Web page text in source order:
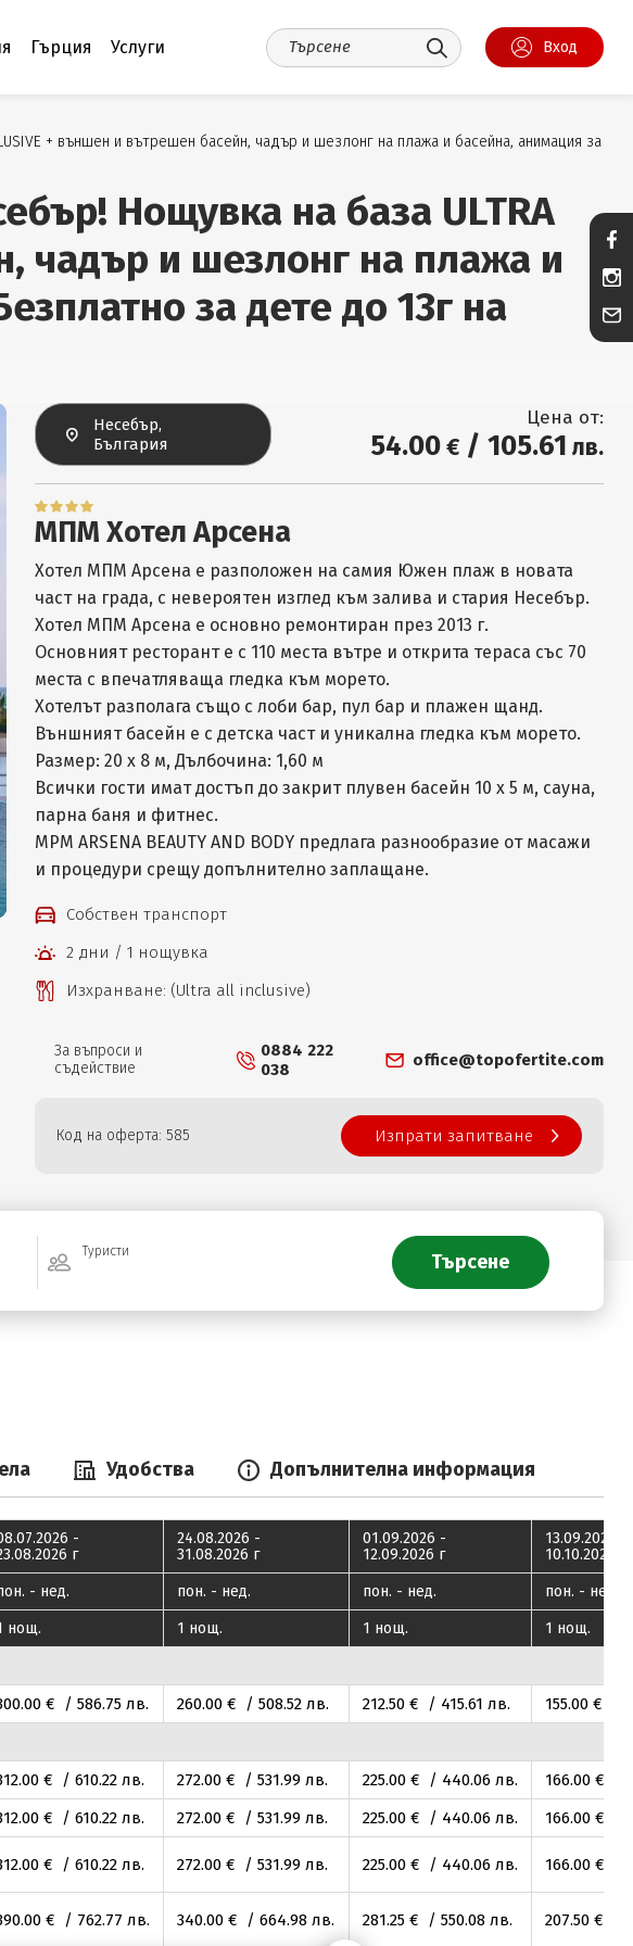
Гърция Услуги Вход
+ външен и вътрешен басейн, чадър и шезлонг на плажа и басейна, анимация за
Нощувка на база ULTRA
чадър и шезлонг на плажа и
за дете до 13г на
Несебър,
България
Цена от:
54.00€ / 105.61 лв.
МПМ Хотел Арсена
Хотел МПМ Арсена е разположен на самия Южен плаж в новата
част на града, с невероятен изглед към залива и стария Несебър.
Хотел МПМ Арсена е основно ремонтиран през 2013 г.
Основният ресторант е с 110 места вътре и открита тераса със 70
места с впечатляваща гледка към морето.
Хотелът разполага също с лоби бар, пул бар и плажен щанд.
Външният басейн е с детска част и уникална гледка към морето.
Размер: 20 х 8 м, Дълбочина: 1,60 м
Всички гости имат достъп до закрит плувен басейн 10 х 5 м, сауна,
парна баня и фитнес.
MPM ARSENA BEAUTY AND BODY предлага разнообразие от масажи
и процедури срещу допълнително заплащане.
Собствен транспорт
2 дни / 1 нощувка
Изхранване: (Ultra all inclusive)
За въпроси и
съдействие
0884 222
038
office@topofertite.com
Код на оферта: 585 Изпрати запитване
Туристи
Удобства Допълнителна информация
-
г
24.08.2026 -
31.08.2026 г
01.09.2026 -
12.09.2026 г
13.09.2026 -
10.10.2026 г
- нед. пон. - нед. пон. - нед.
пон. - нед.
нощ. 1 нощ. 1 нощ. 1 нощ.
.00€ / 586.75лв. 260.00€ / 508.52лв. 212.50€ / 415.61 лв. 155.00€ /
.00€ / 610.22лв. 272.00€ / 531.99лв. 225.00€ / 440.06лв. 166.00€ /
.00€ / 610.22лв. 272.00€ / 531.99лв. 225.00€ / 440.06лв. 166.00€ /
.00€ / 610.22лв. 272.00€ / 531.99лв. 225.00€ / 440.06лв. 166.00€ /
.00€ / 762.77 лв. 340.00€ / 664.98лв. 281.25€ / 550.08лв. 207.50€ /